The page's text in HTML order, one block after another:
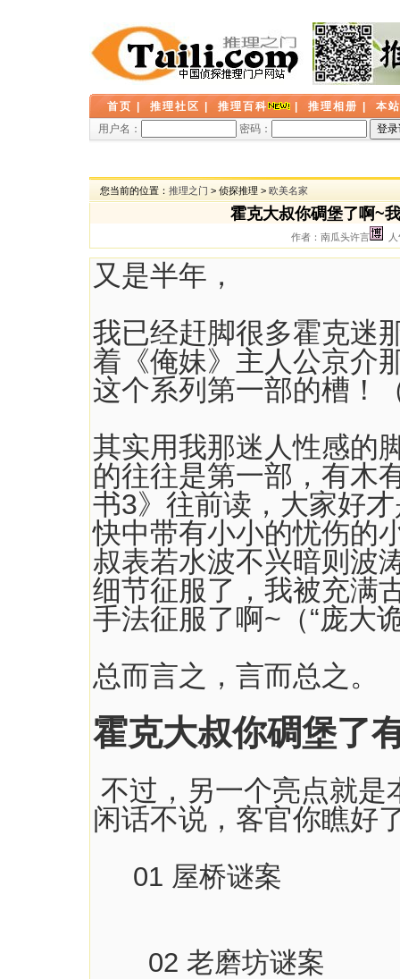
首页 推理社区 推理百科 推理相册
本
用户名：
密码：
您当前的位置： 推理之门 > 侦探推理 > 欧美名家
霍克大叔你碉堡了啊~
作者：南瓜头许言 人
又是半年，
我已经赶脚很多霍克迷
着《俺妹》主人公京介
这个系列第一部的槽！
其实用我那迷人性感的
的往往是第一部，有木
书3》往前读，大家好
快中带有小小的忧伤的
叔表若水波不兴暗则波
细节征服了，我被充满
手法征服了啊~（“庞大
总而言之，言而总之。
霍克大叔你碉堡了
不过，另一个亮点就是
闲话不说，客官你瞧好
01 屋桥谜案
02 老磨坊谜案